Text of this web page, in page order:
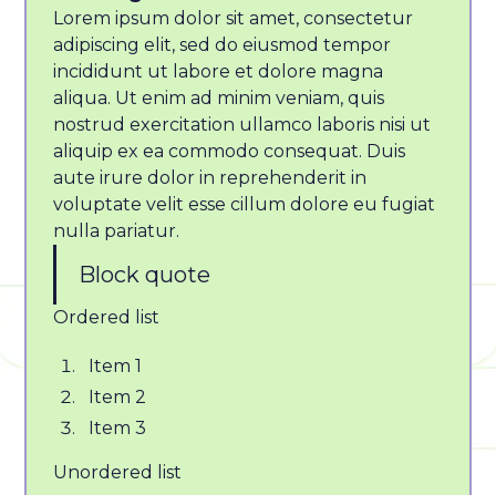
Lorem ipsum dolor sit amet, consectetur
adipiscing elit, sed do eiusmod tempor
incididunt ut labore et dolore magna
aliqua. Ut enim ad minim veniam, quis
nostrud exercitation ullamco laboris nisi ut
aliquip ex ea commodo consequat. Duis
aute irure dolor in reprehenderit in
voluptate velit esse cillum dolore eu fugiat
nulla pariatur.
Block quote
Ordered list
Item 1
Item 2
Item 3
Unordered list